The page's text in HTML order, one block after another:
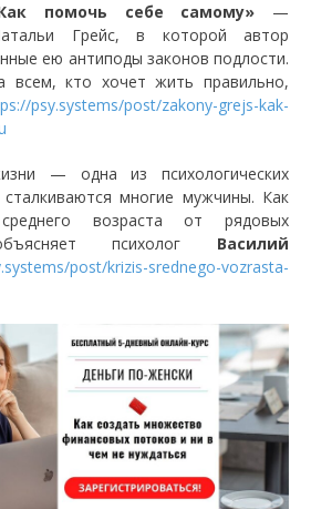
помочь себе самому» —
Грейс, в которой автор
ею антиподы законов подлости.
всем, кто хочет жить правильно,
psy.systems/post/zakony-grejs-kak-
— одна из психологических
многие мужчины. Как
возраста от рядовых
психолог Василий
post/krizis-srednego-vozrasta-